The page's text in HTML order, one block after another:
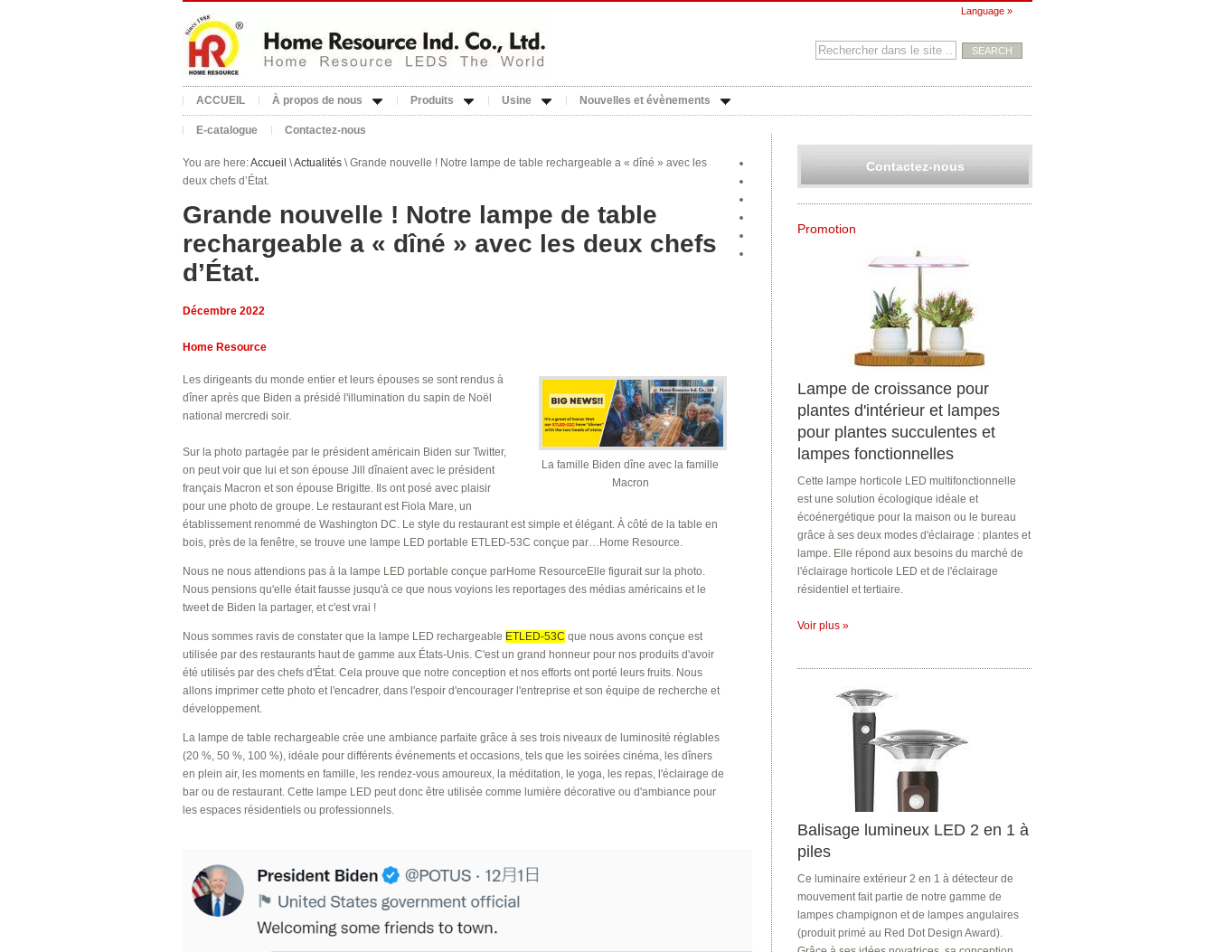
Language »
ACCUEIL À propos de nous Produits Usine Nouvelles et évènements
E-catalogue Contactez-nous
You are here:Accueil \Actualités \ Grande nouvelle ! Notre lampe de table rechargeable a « dîné » avec les
deux chefs d’État.
Grande nouvelle ! Notre lampe de table
rechargeable a « dîné » avec les deux chefs
d’État.
Décembre 2022
Home Resource
La famille Biden dîne avec la famille
Macron
Les dirigeants du monde entier et leurs épouses se sont rendus à
dîner après que Biden a présidé l'illumination du sapin de Noël
national mercredi soir.
Sur la photo partagée par le président américain Biden sur Twitter,
on peut voir que lui et son épouse Jill dînaient avec le président
français Macron et son épouse Brigitte. Ils ont posé avec plaisir
pour une photo de groupe. Le restaurant est Fiola Mare, un
établissement renommé de Washington DC. Le style du restaurant est simple et élégant. À côté de la table en
bois, près de la fenêtre, se trouve une lampe LED portable ETLED-53C conçue par…Home Resource.
Nous ne nous attendions pas à la lampe LED portable conçue parHome ResourceElle figurait sur la photo.
Nous pensions qu'elle était fausse jusqu'à ce que nous voyions les reportages des médias américains et le
tweet de Biden la partager, et c'est vrai !
Nous sommes ravis de constater que la lampe LED rechargeable ETLED-53C que nous avons conçue est
utilisée par des restaurants haut de gamme aux États-Unis. C'est un grand honneur pour nos produits d'avoir
été utilisés par des chefs d'État. Cela prouve que notre conception et nos efforts ont porté leurs fruits. Nous
allons imprimer cette photo et l'encadrer, dans l'espoir d'encourager l'entreprise et son équipe de recherche et
développement.
La lampe de table rechargeable crée une ambiance parfaite grâce à ses trois niveaux de luminosité réglables
(20 %, 50 %, 100 %), idéale pour différents événements et occasions, tels que les soirées cinéma, les dîners
en plein air, les moments en famille, les rendez-vous amoureux, la méditation, le yoga, les repas, l'éclairage de
bar ou de restaurant. Cette lampe LED peut donc être utilisée comme lumière décorative ou d'ambiance pour
les espaces résidentiels ou professionnels.
Contactez-nous
Promotion
Lampe de croissance pour
plantes d'intérieur et lampes
pour plantes succulentes et
lampes fonctionnelles
Cette lampe horticole LED multifonctionnelle
est une solution écologique idéale et
écoénergétique pour la maison ou le bureau
grâce à ses deux modes d'éclairage : plantes et
lampe. Elle répond aux besoins du marché de
l'éclairage horticole LED et de l'éclairage
résidentiel et tertiaire.
Voir plus »
Balisage lumineux LED 2 en 1 à
piles
Ce luminaire extérieur 2 en 1 à détecteur de
mouvement fait partie de notre gamme de
lampes champignon et de lampes angulaires
(produit primé au Red Dot Design Award).